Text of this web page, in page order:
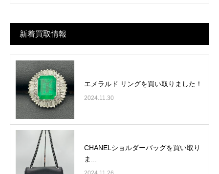
新着買取情報
エメラルド リングを買い取りました！
2024.11.30
CHANELショルダーバッグを買い取り
ま...